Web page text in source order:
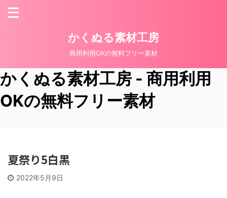
かくぬる素材工房
商用利用OKの無料フリー素材
かくぬる素材工房 - 商用利用
OKの無料フリー素材
夏祭り5白黒
2022年5月9日